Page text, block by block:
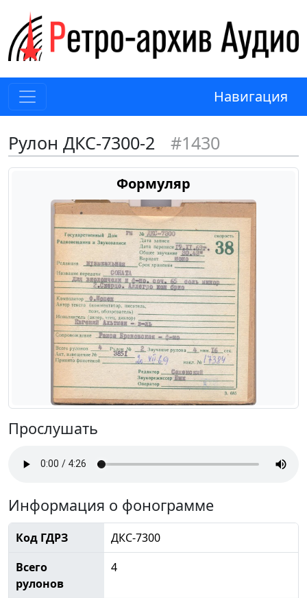
Навигация
Рулон ДКС-7300-2 #1430
Формуляр
Прослушать
Информация о фонограмме
Код ГДРЗ
ДКС-7300
Всего
рулонов
4